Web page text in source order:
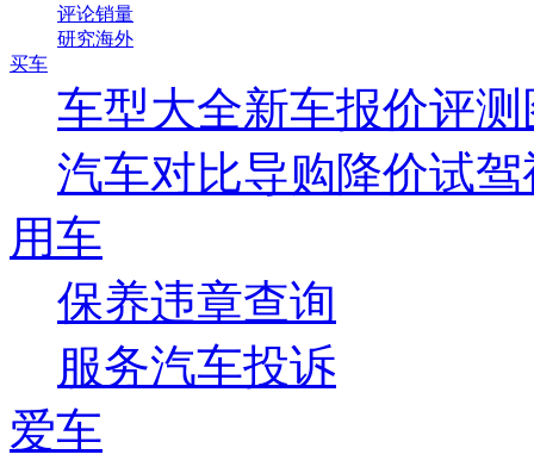
评论销量
研究海外
买车
车型大全新车报价评测
汽车对比导购降价试驾
用车
保养违章查询
服务汽车投诉
爱车